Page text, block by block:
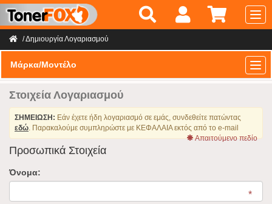
Home
/Δημιουργία Λογαριασμού
Μάρκα/Μοντέλο
Στοιχεία Λογαριασμού
ΣΗΜΕΙΩΣΗ: Εάν έχετε ήδη λογαριασμό σε εμάς, συνδεθείτε πατώντας
εδώ. Παρακαλούμε συμπληρώστε με ΚΕΦΑΛΑΙΑ εκτός από το e-mail
Απαιτούμενο πεδίο
Προσωπικά Στοιχεία
Όνομα: